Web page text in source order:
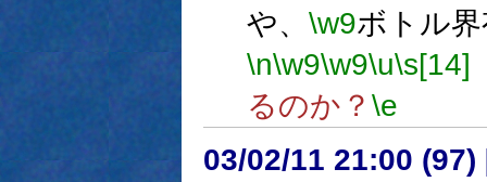
や、 \w9ボトル
\n\w9\w9\u\s[14]
るのか？ \e
03/02/11 21:00 (97)